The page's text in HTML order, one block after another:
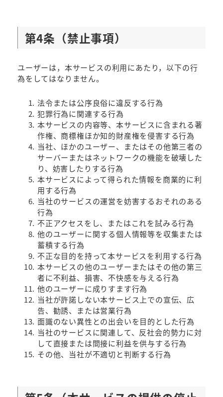
第4条（禁止事項）
ユーザーは，本サービスの利用にあたり，以下の行
為をしてはなりません。
法令または公序良俗に違反する行為
犯罪行為に関連する行為
本サービスの内容等、本サービスに含まれる著
作権、商標権ほか知的財産権を侵害する行為
当社、ほかのユーザー、またはその他第三者の
サーバーまたはネットワークの機能を破壊した
り、妨害したりする行為
本サービスによって得られた情報を商業的に利
用する行為
当社のサービスの運営を妨害するおそれのある
行為
不正アクセスをし、またはこれを試みる行為
他のユーザーに関する個人情報等を収集または
蓄積する行為
不正な目的を持って本サービスを利用する行為
本サービスの他のユーザーまたはその他の第三
者に不利益、損害、不快感を与える行為
他のユーザーに成りすます行為
当社が許諾しない本サービス上での宣伝、広
告、勧誘、または営業行為
面識のない異性との出会いを目的とした行為
当社のサービスに関連して、反社会的勢力に対
して直接または間接に利益を供与する行為
その他、当社が不適切と判断する行為